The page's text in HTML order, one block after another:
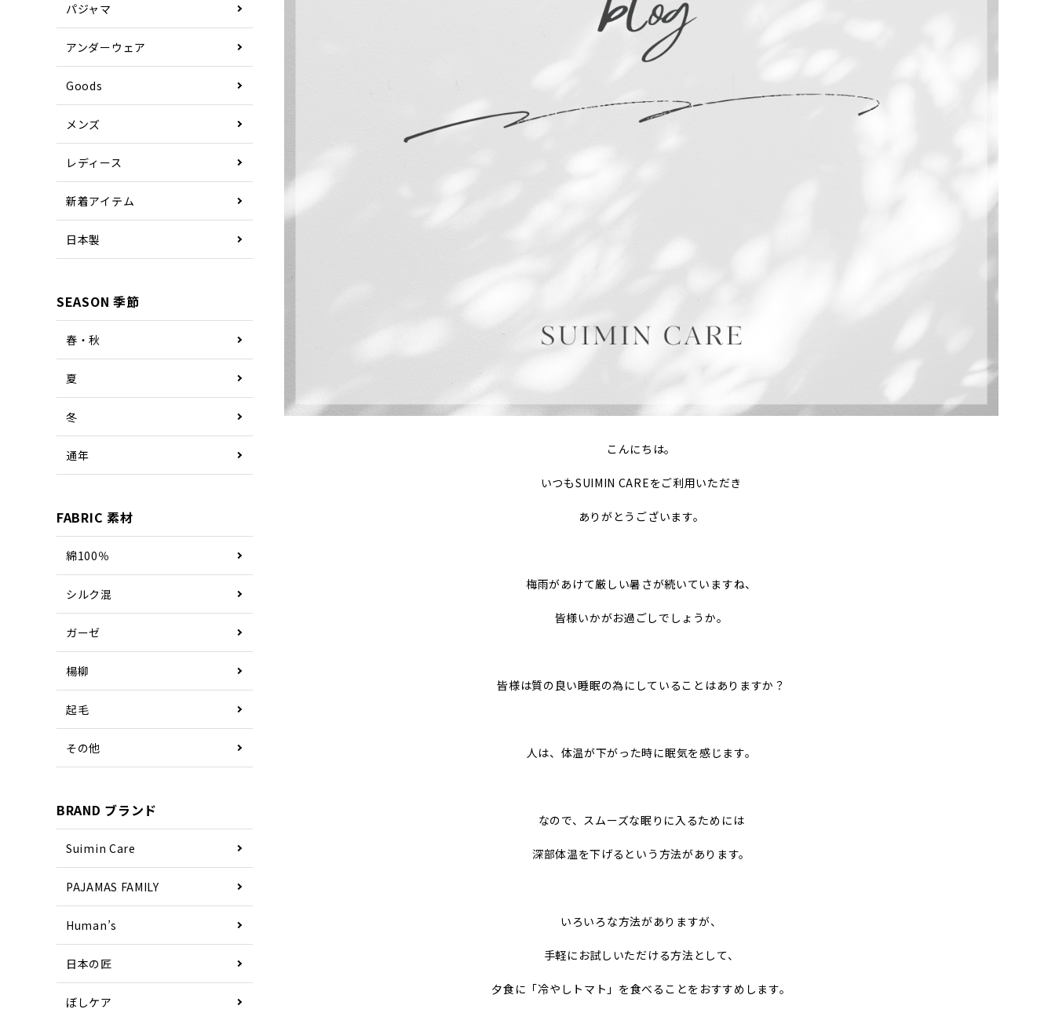
こんにちは。
いつもSUIMIN CAREをご利用いただき
ありがとうございます。
梅雨があけて厳しい暑さが続いていますね、
皆様いかがお過ごしでしょうか。
皆様は質の良い睡眠の為にしていることはありますか？
人は、体温が下がった時に眠気を感じます。
なので、スムーズな眠りに入るためには
深部体温を下げるという方法があります。
いろいろな方法がありますが、
手軽にお試しいただける方法として、
夕食に「冷やしトマト」を食べることをおすすめします。
パジャマ
アンダーウェア
Goods
メンズ
レディース
新着アイテム
日本製
SEASON 季節
春・秋
夏
冬
通年
FABRIC 素材
綿100％
シルク混
ガーゼ
楊柳
起毛
その他
BRAND ブランド
Suimin Care
PAJAMAS FAMILY
Human’s
日本の匠
ぼしケア